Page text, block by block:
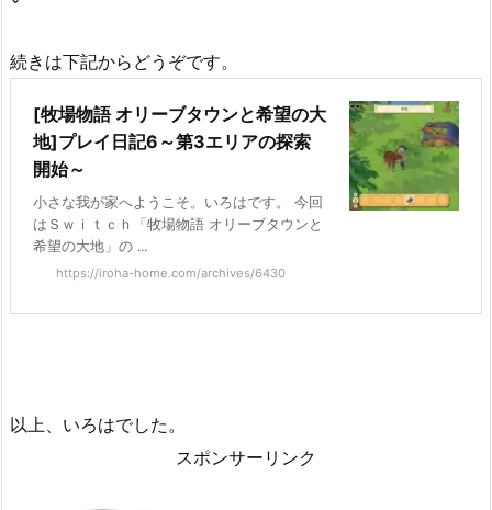
続きは下記からどうぞです。
[牧場物語 オリーブタウンと希望の大
地]プレイ日記6～第3エリアの探索
開始～
小さな我が家へようこそ。いろはです。 今回
はＳｗｉｔｃｈ「牧場物語 オリーブタウンと
希望の大地」の ...
https://iroha-home.com/archives/6430
以上、いろはでした。
スポンサーリンク